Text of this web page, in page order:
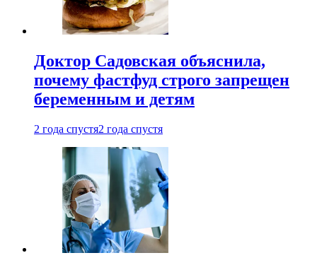
Доктор Садовская объяснила,
почему фастфуд строго запрещен
беременным и детям
2 года спустя2 года спустя